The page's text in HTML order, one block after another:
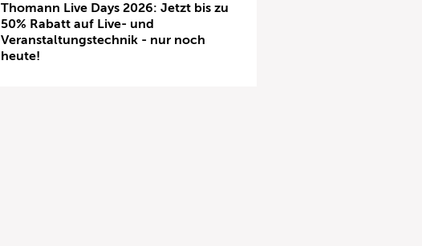
Thomann Live Days 2026: Jetzt bis zu
50% Rabatt auf Live- und
Veranstaltungstechnik - nur noch
heute!